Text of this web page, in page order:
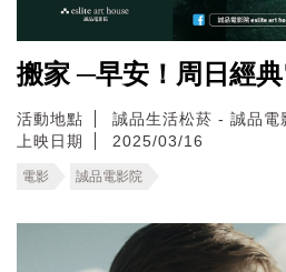
搬家 ─早安！周日經
活動地點
誠品生活松菸 - 誠品電
上映日期
2025/03/16
電影 誠品電影院